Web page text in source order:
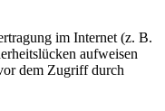
im Internet (z. B.
aufweisen
dem Zugriff durch